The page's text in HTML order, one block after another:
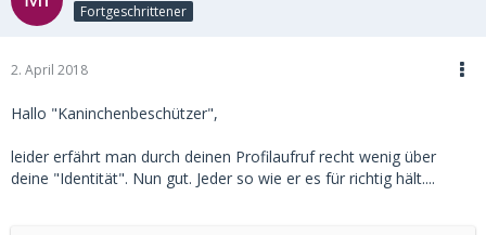
Fortgeschrittener
2. April 2018
Hallo "Kaninchenbeschützer",
leider erfährt man durch deinen Profilaufruf recht wenig über
deine "Identität". Nun gut. Jeder so wie er es für richtig hält....